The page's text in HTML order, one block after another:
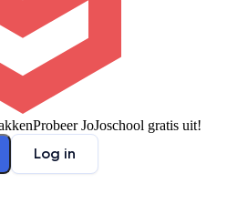
Probeer JoJoschool gratis uit!
Log in